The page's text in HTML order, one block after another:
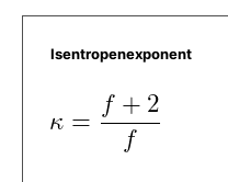
Isentropenexponent